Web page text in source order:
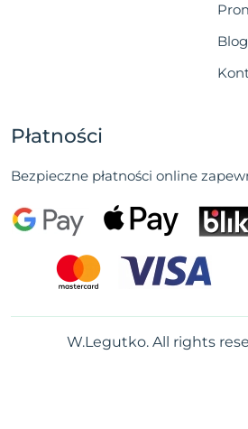
Blog
Płatności
Bezpieczne płatności online
W.Legutko. All rights